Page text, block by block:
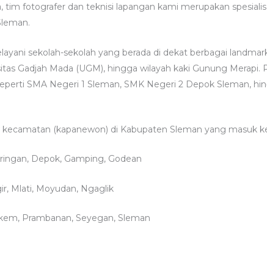
tim fotografer dan teknisi lapangan kami merupakan
sekolah-sekolah yang berada di dekat berbagai
Gadjah Mada (UGM), hingga wilayah kaki Gunung
SMA Negeri 1 Sleman, SMK Negeri 2 Depok Sleman,
(kapanewon) di Kabupaten Sleman yang masuk
Depok, Gamping, Godean
Mlati, Moyudan, Ngaglik
Prambanan, Seyegan, Sleman